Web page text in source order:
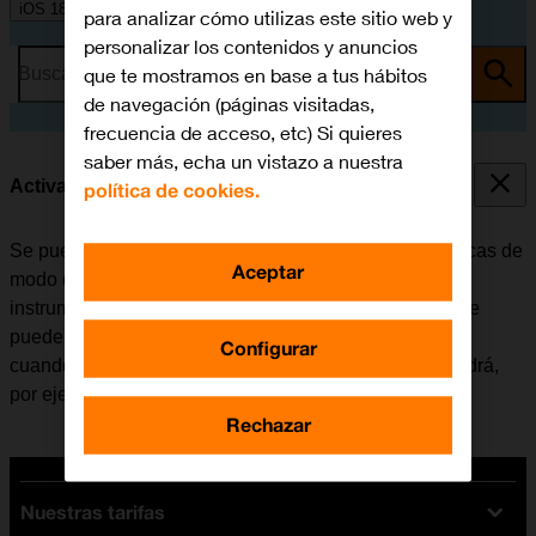
iOS 18
Busca por problema o tema
Activar o desactivar el modo de avión
Se pueden interrumpir todas las conexiones inalámbricas de
modo que el móvil no interfiere, por ejemplo, con los
instrumentos de un avión o el equipo de un hospital. Se
pueden seguir utilizando algunas funciones del móvil
cuando el modo de avión está activado, pero no se podrá,
por ejemplo, enviar mensajes ni realizar llamadas.
Nuestras tarifas
para analizar cómo utilizas este sitio web y
personalizar los contenidos y anuncios
que te mostramos en base a tus hábitos
de navegación (páginas visitadas,
frecuencia de acceso, etc) Si quieres
saber más, echa un vistazo a nuestra
política de cookies.
Configurar
Rechazar
Aceptar